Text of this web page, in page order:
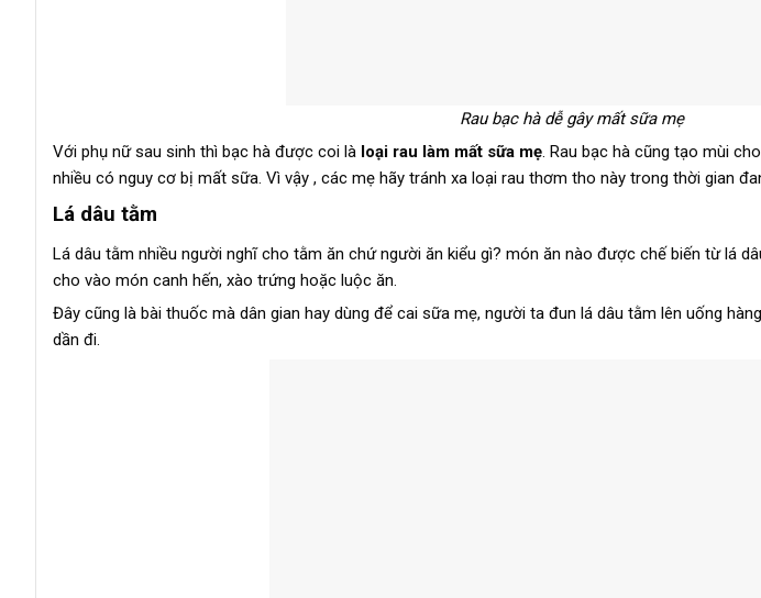
Rau bạc hà dễ gây mất sữa mẹ
Với phụ nữ sau sinh thì bạc hà được coi là loại rau làm mất sữa mẹ. Rau bạc hà cũng tạo mùi
nhiều có nguy cơ bị mất sữa. Vì vậy , các mẹ hãy tránh xa loại rau thơm tho này trong thời gian
Lá dâu tằm
Lá dâu tằm nhiều người nghĩ cho tằm ăn chứ người ăn kiểu gì? món ăn nào được chế biến từ lá
cho vào món canh hến, xào trứng hoặc luộc ăn.
Đây cũng là bài thuốc mà dân gian hay dùng để cai sữa mẹ, người ta đun lá dâu tằm lên uống
dần đi.